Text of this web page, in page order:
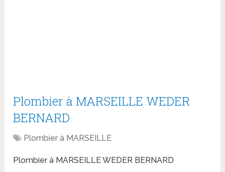
Plombier à MARSEILLE WEDER
BERNARD
Plombier à MARSEILLE
Plombier à MARSEILLE WEDER BERNARD